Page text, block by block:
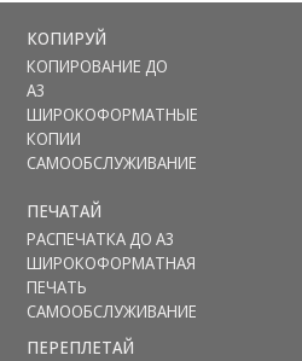
КОПИРУЙ
КОПИРОВАНИЕ ДО
А3
ШИРОКОФОРМАТНЫЕ
КОПИИ
САМООБСЛУЖИВАНИЕ
ПЕЧАТАЙ
РАСПЕЧАТКА ДО А3
ШИРOКOФОРМАТНАЯ
ПЕЧАТЬ
САМООБСЛУЖИВАНИЕ
ПЕРЕПЛЕТАЙ